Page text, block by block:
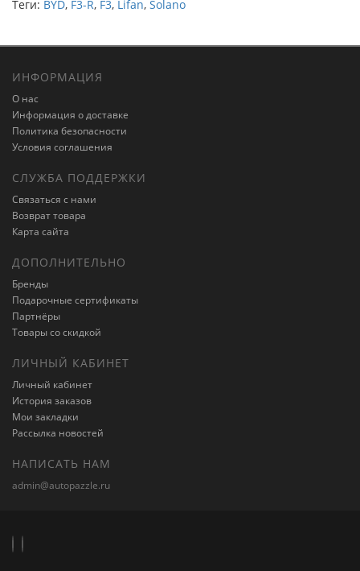
Теги: BYD, F3-R, F3, Lifan, Solano
ИНФОРМАЦИЯ
О нас
Информация о доставке
Политика безопасности
Условия соглашения
СЛУЖБА ПОДДЕРЖКИ
Связаться с нами
Возврат товара
Карта сайта
ДОПОЛНИТЕЛЬНО
Бренды
Подарочные сертификаты
Партнёры
Товары со скидкой
ЛИЧНЫЙ КАБИНЕТ
Личный кабинет
История заказов
Мои закладки
Рассылка новостей
НАПИСАТЬ НАМ
admin@autopazzle.ru